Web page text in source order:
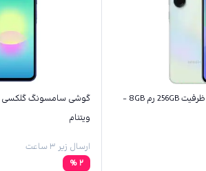
گوشی سامسونگ گلکسی A36 ظرفیت 256GB رم 8GB -
ویتنام
ارسال زیر ۳ ساعت
2
%